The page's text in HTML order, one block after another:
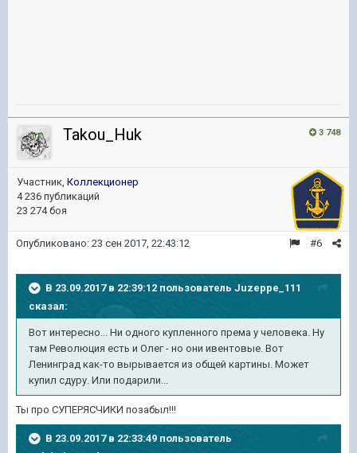
3 748
Takou_Huk
Участник, Коллекционер
4 236 публикаций
23 274 боя
#6
Опубликовано: 23 сен 2017, 22:43:12
В 23.09.2017 в 22:39:12 пользователь Juzeppe_111
сказал:
Вот интересно... Ни одного купленного према у человека. Ну
там Революция есть и Олег - но они ивентовые. Вот
Ленинград как-то вырывается из общей картины. Может
купил сдуру. Или подарили...
Ты про СУПЕРЯСЧИКИ позабыл!!!
В 23.09.2017 в 22:33:49 пользователь